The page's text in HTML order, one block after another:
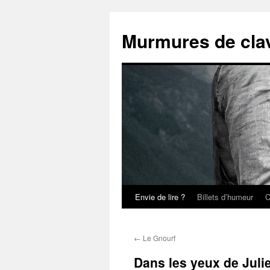
contenu
Murmures de
Envie de lire ? Billets d’humeur
← Le Gnourf
Dans les yeux de